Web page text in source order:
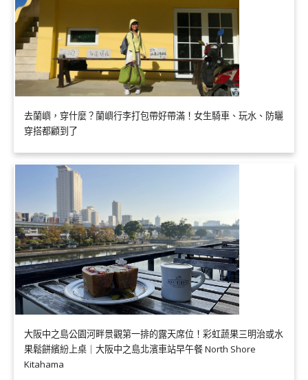
去蘭嶼，穿什麼？蘭嶼行李打包帶好帶滿！女生騎車、玩水、防曬
穿搭都顧到了
大阪中之島公園河畔景觀第一排的露天席位！彩虹蔬果三明治或水
果鬆餅繽紛上桌｜大阪中之島北濱車站早午餐 North Shore
Kitahama